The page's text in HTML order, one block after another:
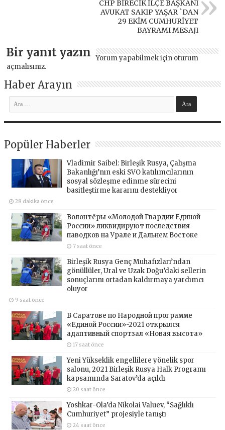
CHP BİRECİK İLÇE BAŞKANI
AVUKAT SAKIP YAŞAR `DAN
29 EKİM CUMHURİYET
BAYRAMI MESAJI
Bir yanıt yazın Yorum yapabilmek için oturum
açmalısınız.
Haber Arayın
Popüler Haberler
Vladimir Saibel: Birleşik Rusya, Çalışma
Bakanlığı’nın eski SVO katılımcılarının
sosyal sözleşme edinme sürecini
basitleştirme kararını destekliyor
28 dakika önce
Волонтёры «Молодой Гвардии Единой
России» ликвидируют последствия
паводков на Урале и Дальнем Востоке
7 saat önce
Birleşik Rusya Genç Muhafızları’ndan
gönüllüler, Ural ve Uzak Doğu’daki sellerin
sonuçlarını ortadan kaldırmaya yardımcı
oluyor
9 saat önce
В Саратове по Народной программе
«Единой России»-2021 открылся
адаптивный спортзал «Новая высота»
17 saat önce
Yeni Yükseklik engellilere yönelik spor
salonu, 2021 Birleşik Rusya Halk Programı
kapsamında Saratov’da açıldı
20 saat önce
Yoshkar-Ola’da Nikolai Valuev, “Sağlıklı
Cumhuriyet” projesiyle tanıştı
24 saat önce